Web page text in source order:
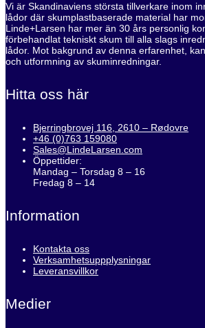
Vi är Skandinaviens största tillverkare inom
lådor där skumplastbaserade material har
Linde+Larsen har mer än 30 års personlig
förbehandlat tekniskt skum till alla slags
lådor. Mot bakgrund av denna erfarenhet,
och utformning av skuminredningar.
Hitta oss här
Bjerringbrovej 116, 2610 – Rødovre
+46 (0)763 159080
Sales@LindeLarsen.com
Öppettider:
Mandag – Torsdag 8 – 16
Fredag 8 – 14
Information
Kontakta oss
Verksamhetsuppplysningar
Leveransvillkor
Medier